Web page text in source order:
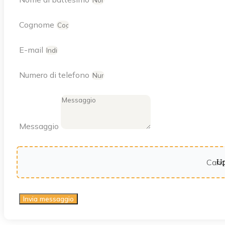
Cognome
E-mail
Numero di telefono
Messaggio
Invia messaggio